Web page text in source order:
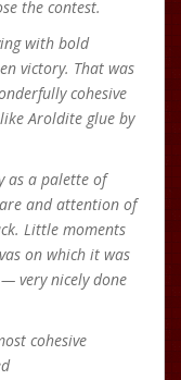
the contest.
with bold
victory. That was
cohesive
Aroldite glue by
as a palette of
and attention of
Little moments
on which it was
very nicely done
cohesive